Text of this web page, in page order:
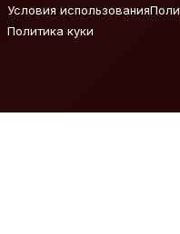
Условия использования
Политика куки